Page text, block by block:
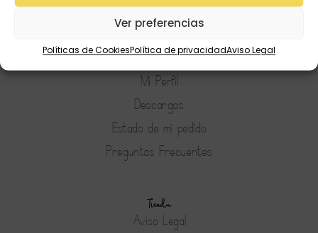
Ver preferencias
Políticas de CookiesPolítica de privacidadAviso Legal
Lista de deseos
Mi Perfil
Descargas
Estado de mi pedido
Preguntas Frecuentes
Tienda
Aviso Legal